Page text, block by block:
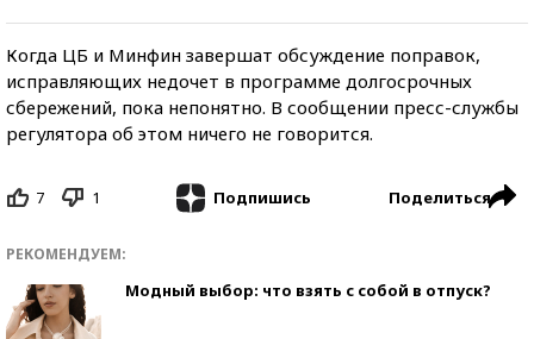
Когда ЦБ и Минфин завершат обсуждение поправок,
исправляющих недочет в программе долгосрочных
сбережений, пока непонятно. В сообщении пресс-службы
регулятора об этом ничего не говорится.
7 1 Подпишись Поделиться
РЕКОМЕНДУЕМ:
Модный выбор: что взять с собой в отпуск?